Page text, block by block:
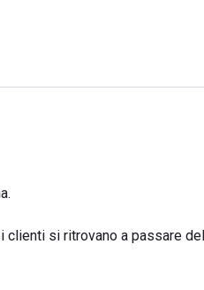
si ritrovano a passare